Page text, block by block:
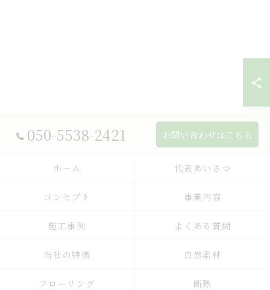
050-5538-2421 お問い合わせはこちら
ホーム 代表あいさつ
コンセプト 事業内容
施工事例 よくある質問
当社の特徴 自然素材
フローリング 断熱